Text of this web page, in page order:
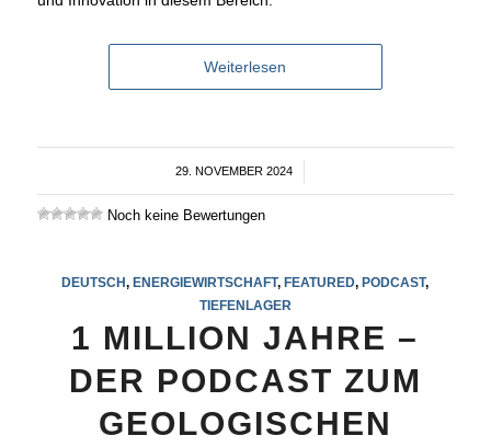
Weiterlesen
29. NOVEMBER 2024
/
Noch keine Bewertungen
DEUTSCH, ENERGIEWIRTSCHAFT, FEATURED, PODCAST,
TIEFENLAGER
1 MILLION JAHRE –
DER PODCAST ZUM
GEOLOGISCHEN